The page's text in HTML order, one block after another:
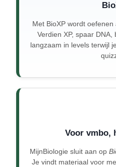
Met BioXP wordt
Verdien XP, spaar
langzaam in levels terwijl
Voor vmbo,
MijnBiologie sluit aan op
Je vindt materiaal voor